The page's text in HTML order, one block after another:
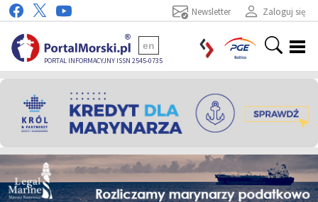
Zaloguj się
Newsletter
PORTAL INFORMACYJNY ISSN 2545-0735
en